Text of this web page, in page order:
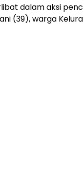
dalam aksi
(39), warga